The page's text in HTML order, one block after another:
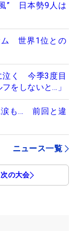
” 日本勢9人は
ム 世界1位との
泣く 今季3度目
をしないと…」
涙も… 前回と違
ニュース一覧
次の大会